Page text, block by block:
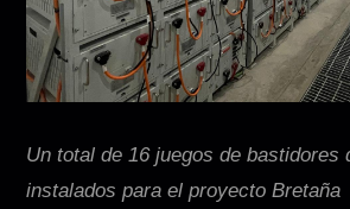
Un total de 16 juegos de bastidores
instalados para el proyecto Bretaña